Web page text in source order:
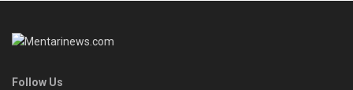
Follow Us